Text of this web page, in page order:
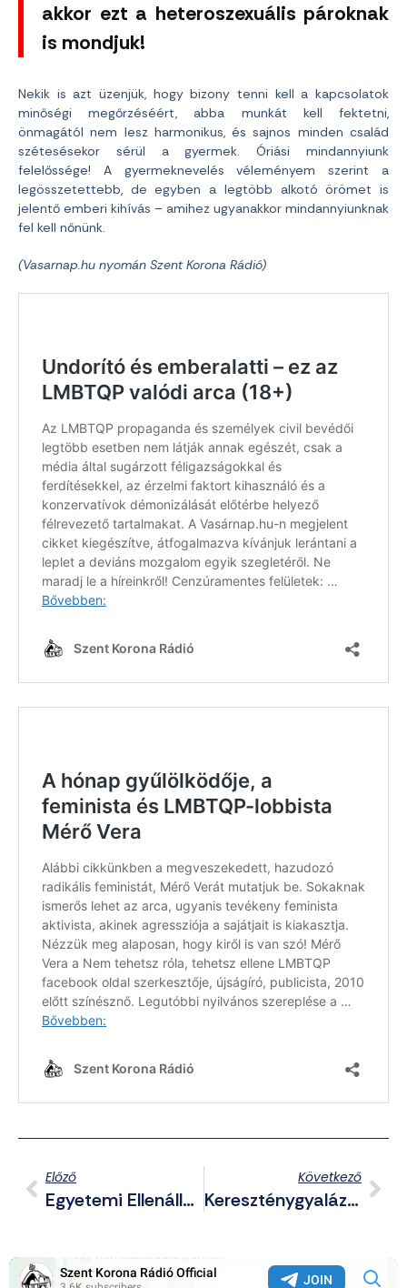
akkor ezt a heteroszexuális pároknak
is mondjuk!
Nekik is azt üzenjük, hogy bizony tenni kell a kapcsolatok
minőségi megőrzéséért, abba munkát kell fektetni,
önmagától nem lesz harmonikus, és sajnos minden család
szétesésekor sérül a gyermek. Óriási mindannyiunk
felelőssége! A gyermeknevelés véleményem szerint a
legösszetettebb, de egyben a legtöbb alkotó örömet is
jelentő emberi kihívás – amihez ugyanakkor mindannyiunknak
fel kell nőnünk.
(Vasarnap.hu nyomán Szent Korona Rádió)
Előző
Egyetemi Ellenállás: Jelentős Változásokat Várunk A Felsőoktatásban – Várjuk Az Érzékenyített Gyermekek Szüleinek Jelentkezését!
Következő
Kereszténygyalázáson Viccelődött Karácsony Szakértője (kiszivárgott Hangfelvétel)